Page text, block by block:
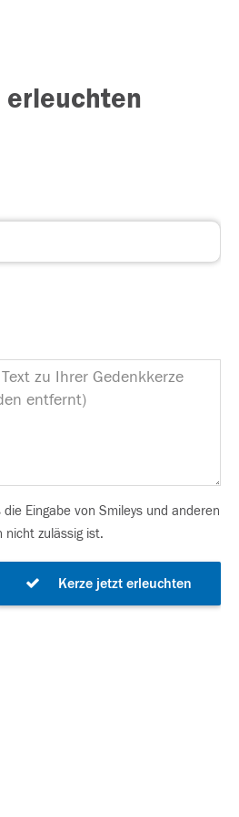
erleuchten
Eingabe von Smileys und anderen
nicht zulässig ist.
Kerze jetzt erleuchten